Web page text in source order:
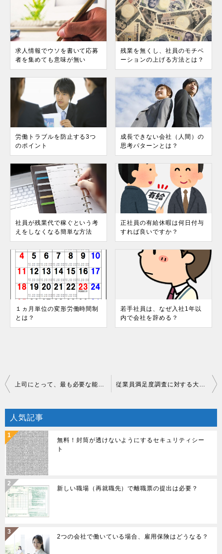
求人情報でウソを書いて応募
者を集めても意味が無い
残業を無くし、社員のモチベ
ーションの上げる方法とは？
労働トラブルを防止する3つ
のポイント
成長できない会社（人間）の
思考パターンとは？
社員が残業代で稼ぐという考
えをしなくなる簡単な方法
正社員の有給休暇は何日付与
すれば良いですか？
１ヵ月単位の変形労働時間制
とは？
若手社員は、なぜ入社1年以
内で会社を辞める？
投
ナ
ビ
ゲ
ー
シ
ョ
ン
人気記事
無料！封筒が透けないようにするセキュリティシー
ト
新しい職場（再就職先）で離職票の提出は必要？
2つの会社で働いている場合、雇用保険はどうなる？